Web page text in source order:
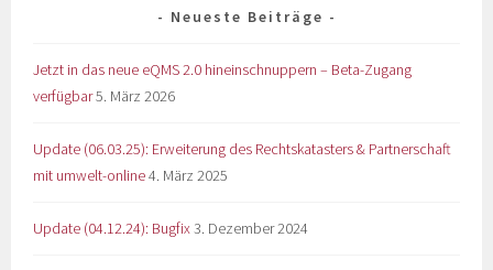
Neueste Beiträge
Jetzt in das neue eQMS 2.0 hineinschnuppern – Beta-Zugang
verfügbar5. März 2026
Update (06.03.25): Erweiterung des Rechtskatasters & Partnerschaft
mit umwelt-online4. März 2025
Update (04.12.24): Bugfix3. Dezember 2024